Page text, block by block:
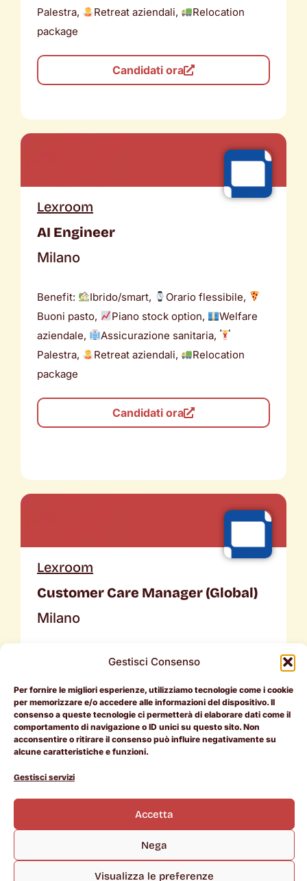
Gestisci Consenso
Per fornire le migliori esperienze, utilizziamo tecnologie come i cookie
per memorizzare e/o accedere alle informazioni del dispositivo. Il
consenso a queste tecnologie ci permetterà di elaborare dati come il
comportamento di navigazione o ID unici su questo sito. Non
acconsentire o ritirare il consenso può influire negativamente su
alcune caratteristiche e funzioni.
Gestisci servizi
Accetta
Nega
Visualizza le preferenze
Palestra,
Retreat aziendali,
Relocation
package
Candidati ora
Lexroom
AI Engineer
Milano
Benefit: Ibrido/smart,
Orario flessibile,
Buoni pasto,
Piano stock option,
Welfare
aziendale,
Assicurazione sanitaria,
Palestra,
Retreat aziendali,
Relocation
package
Candidati ora
Lexroom
Customer Care Manager (Global)
Milano
Ibrido, Orario flessibile,
aziendale,
Assicurazione sanitaria,
Palestra,
Retreat aziendali,
Relocation
package